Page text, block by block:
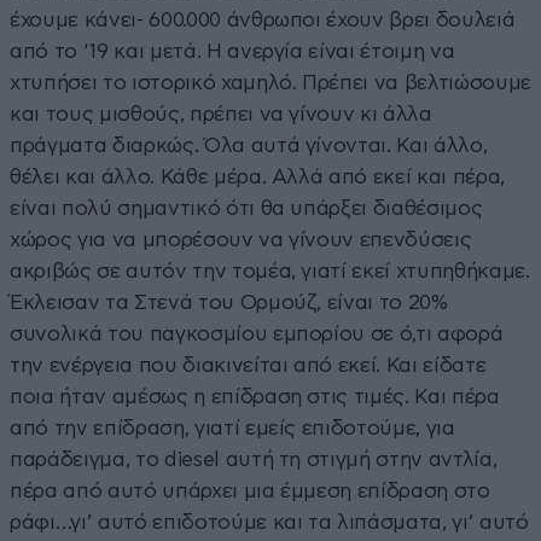
έχουμε κάνει- 600.000 άνθρωποι έχουν βρει δουλειά
από το ‘19 και μετά. Η ανεργία είναι έτοιμη να
χτυπήσει το ιστορικό χαμηλό. Πρέπει να βελτιώσουμε
και τους μισθούς, πρέπει να γίνουν κι άλλα
πράγματα διαρκώς. Όλα αυτά γίνονται. Και άλλο,
θέλει και άλλο. Κάθε μέρα. Αλλά από εκεί και πέρα,
είναι πολύ σημαντικό ότι θα υπάρξει διαθέσιμος
χώρος για να μπορέσουν να γίνουν επενδύσεις
ακριβώς σε αυτόν την τομέα, γιατί εκεί χτυπηθήκαμε.
Έκλεισαν τα Στενά του Ορμούζ, είναι το 20%
συνολικά του παγκοσμίου εμπορίου σε ό,τι αφορά
την ενέργεια που διακινείται από εκεί. Και είδατε
ποια ήταν αμέσως η επίδραση στις τιμές. Και πέρα
από την επίδραση, γιατί εμείς επιδοτούμε, για
παράδειγμα, το diesel αυτή τη στιγμή στην αντλία,
πέρα από αυτό υπάρχει μια έμμεση επίδραση στο
ράφι…γι’ αυτό επιδοτούμε και τα λιπάσματα, γι’ αυτό